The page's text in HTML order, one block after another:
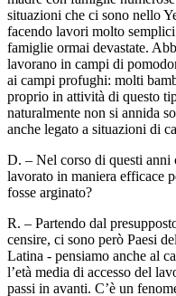
situazioni che ci sono nello
facendo lavori molto
famiglie ormai devastate.
lavorano in campi di
ai campi profughi: molti
proprio in attività di questo
naturalmente non si annida
anche legato a situazioni di
D. – Nel corso di questi anni
lavorato in maniera efficace
fosse arginato?
R. – Partendo dal
censire, ci sono però Paesi
Latina - pensiamo anche al
l’età media di accesso del
passi in avanti. C’è un